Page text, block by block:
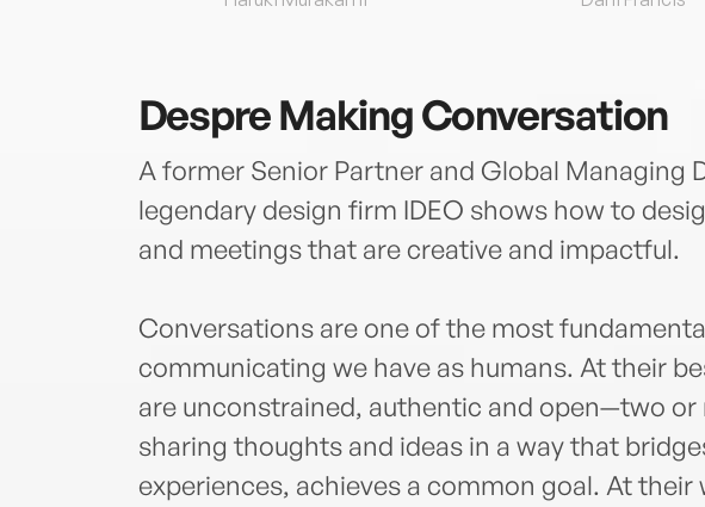
DespreMaking Conversation
A former Senior Partner and Global Managing
legendary design firm IDEO shows how to
and meetings that are creative and impactful.
Conversations are one of the most
communicating we have as humans. At their
are unconstrained, authentic and open—two or
sharing thoughts and ideas in a way that
experiences, achieves a common goal. At